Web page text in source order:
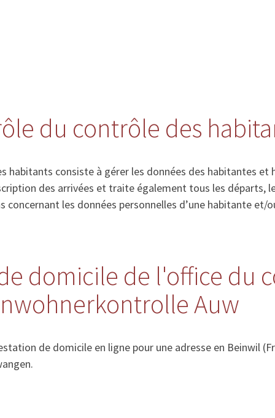
du contrôle des
habitants consiste à gérer les données des habitantes
des arrivées et traite également tous les départs,
les données personnelles d’une habitante et/
domicile de l'office du
Auw
de domicile en ligne pour une adresse en Beinwil